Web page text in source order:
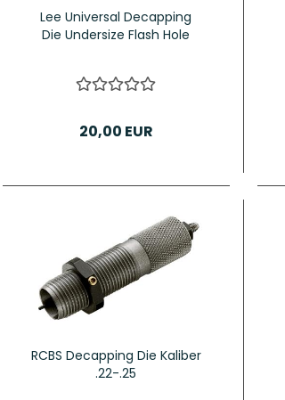
Lee Universal Decapping
Die Undersize Flash Hole
20,00 EUR
RCBS Decapping Die Kaliber
.22-.25